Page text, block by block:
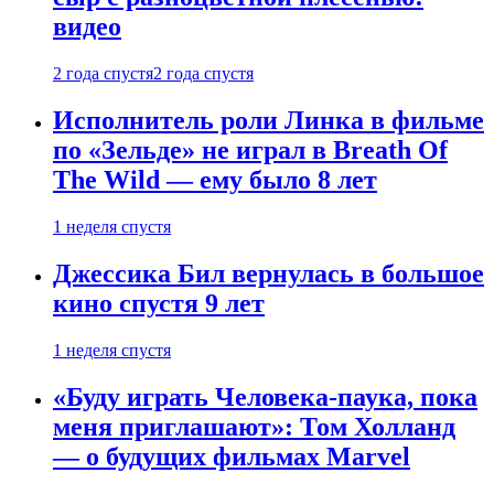
видео
2 года спустя2 года спустя
Исполнитель роли Линка в фильме
по «Зельде» не играл в Breath Of
The Wild — ему было 8 лет
1 неделя спустя
Джессика Бил вернулась в большое
кино спустя 9 лет
1 неделя спустя
«Буду играть Человека-паука, пока
меня приглашают»: Том Холланд
— о будущих фильмах Marvel